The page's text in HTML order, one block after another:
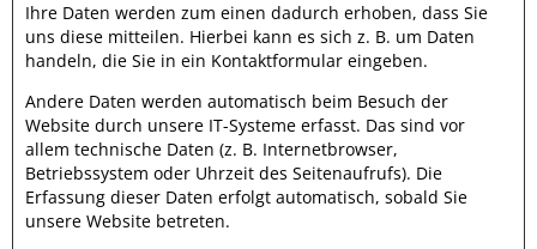
Ihre Daten werden zum einen dadurch erhoben, dass Sie
uns diese mitteilen. Hierbei kann es sich z. B. um Daten
handeln, die Sie in ein Kontaktformular eingeben.
Andere Daten werden automatisch beim Besuch der
Website durch unsere IT-Systeme erfasst. Das sind vor
allem technische Daten (z. B. Internetbrowser,
Betriebssystem oder Uhrzeit des Seitenaufrufs). Die
Erfassung dieser Daten erfolgt automatisch, sobald Sie
unsere Website betreten.